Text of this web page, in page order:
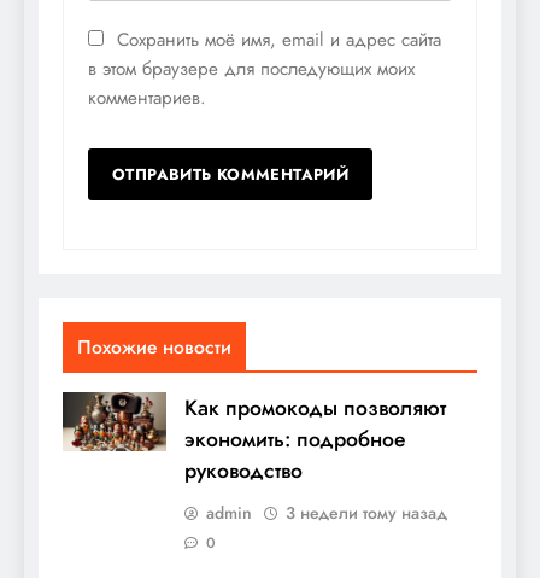
Сохранить моё имя, email и адрес сайта
в этом браузере для последующих моих
комментариев.
Похожие новости
Как промокоды позволяют
экономить: подробное
руководство
admin 3 недели тому назад
0